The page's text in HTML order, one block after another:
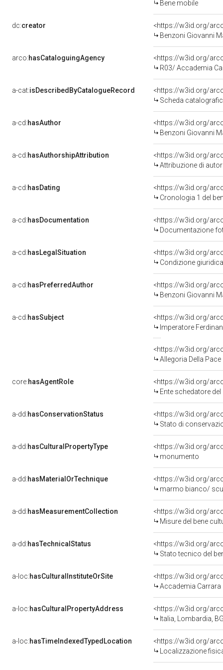
Bene mobile
dc:creator
<https://w3id.org/
Benzoni Giovanni
arco:hasCataloguingAgency
<https://w3id.org/
R03/ Accademia
a-cat:isDescribedByCatalogueRecord
<https://w3id.org/
Scheda
a-cd:hasAuthor
<https://w3id.org/
Benzoni Giovanni
a-cd:hasAuthorshipAttribution
<https://w3id.org/
Attribuzione di
a-cd:hasDating
<https://w3id.org/
Cronologia 1 del
a-cd:hasDocumentation
Documentazione
a-cd:hasLegalSituation
Condizione
a-cd:hasPreferredAuthor
<https://w3id.org/
Benzoni Giovanni
a-cd:hasSubject
<https://w3id.org/
Imperatore
<https://w3id.org/
Allegoria Della Pace
core:hasAgentRole
<https://w3id.org/
Ente schedatore
a-dd:hasConservationStatus
Stato di
a-dd:hasCulturalPropertyType
monumento
a-dd:hasMaterialOrTechnique
<https://w3id.org/
marmo bianco/
a-dd:hasMeasurementCollection
<https://w3id.org/
Misure del bene
a-dd:hasTechnicalStatus
<https://w3id.org/
Stato tecnico del
a-loc:hasCulturalInstituteOrSite
Accademia Carrara
a-loc:hasCulturalPropertyAddress
<https://w3id.org/
Italia, Lombardia,
a-loc:hasTimeIndexedTypedLocation
<https://w3id.org/
Localizzazione